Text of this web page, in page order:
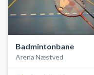
Badmintonbane
Arena Næstved